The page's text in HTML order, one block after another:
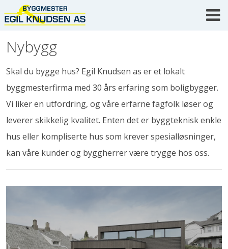
to
content
Category:
Nybygg
Skal du bygge hus? Egil Knudsen as er et lokalt
byggmesterfirma med 30 års erfaring som boligbygger.
Vi liker en utfordring, og våre erfarne fagfolk løser og
leverer skikkelig kvalitet. Enten det er byggteknisk enkle
hus eller kompliserte hus som krever spesialløsninger,
kan våre kunder og byggherrer være trygge hos oss.